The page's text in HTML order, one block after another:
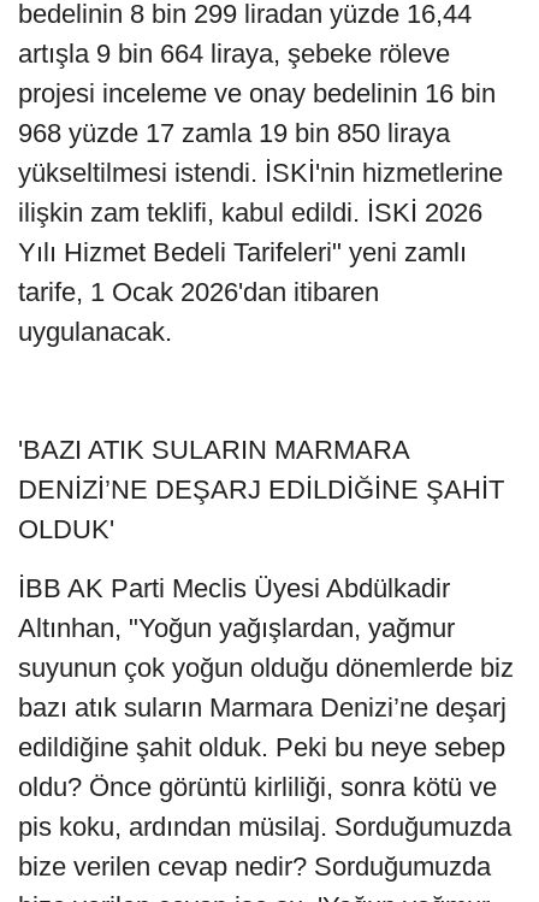
bedelinin 8 bin 299 liradan yüzde 16,44
artışla 9 bin 664 liraya, şebeke röleve
projesi inceleme ve onay bedelinin 16 bin
968 yüzde 17 zamla 19 bin 850 liraya
yükseltilmesi istendi. İSKİ'nin hizmetlerine
ilişkin zam teklifi, kabul edildi. İSKİ 2026
Yılı Hizmet Bedeli Tarifeleri" yeni zamlı
tarife, 1 Ocak 2026'dan itibaren
uygulanacak.
'BAZI ATIK SULARIN MARMARA
DENİZİ’NE DEŞARJ EDİLDİĞİNE ŞAHİT
OLDUK'
İBB AK Parti Meclis Üyesi Abdülkadir
Altınhan, "Yoğun yağışlardan, yağmur
suyunun çok yoğun olduğu dönemlerde biz
bazı atık suların Marmara Denizi’ne deşarj
edildiğine şahit olduk. Peki bu neye sebep
oldu? Önce görüntü kirliliği, sonra kötü ve
pis koku, ardından müsilaj. Sorduğumuzda
bize verilen cevap nedir? Sorduğumuzda